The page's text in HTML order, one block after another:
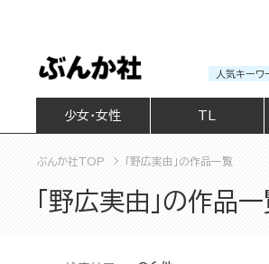
人気キーワ
少女・女性
ぶんか社TOP 「野広実由」の作品一覧
「野広実由」の作品